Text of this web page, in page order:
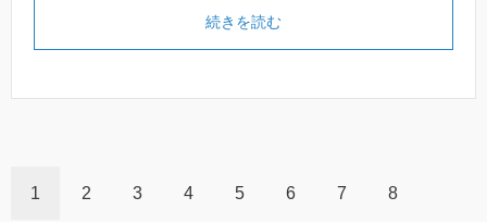
続きを読む
1 2 3 4 5 6 7 8